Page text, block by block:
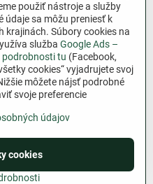
dotácií​. Fungujeme len
veria v poctivú prácu a
na Jutro​.sk nám pomáha
zmysel – pomáhať
srdcom​.
osobných údajov
použiť nástroje a služby
sa môžu preniesť k
krajinách. Súbory cookies na
služba Google Ads –
podrobnosti tu (Facebook,
cookies“ vyjadrujete svoj
môžete nájsť podrobné
svoje preferencie
údajov
cookies